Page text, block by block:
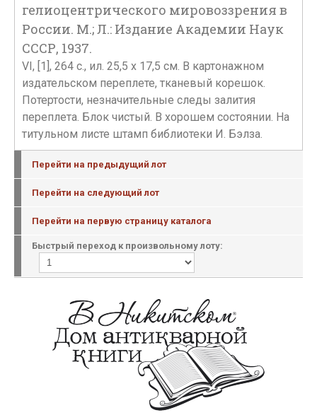
гелиоцентрического мировоззрения в
России. М.; Л.: Издание Академии Наук
СССР, 1937.
VI, [1], 264 с., ил. 25,5 х 17,5 см. В картонажном
издательском переплете, тканевый корешок.
Потертости, незначительные следы залития
переплета. Блок чистый. В хорошем состоянии. На
титульном листе штамп библиотеки И. Бэлза.
Перейти на предыдущий лот
Перейти на следующий лот
Перейти на первую страницу каталога
Быстрый переход к произвольному лоту: